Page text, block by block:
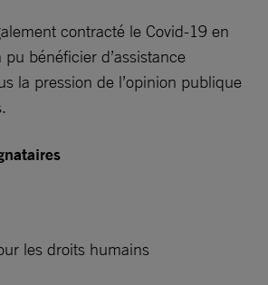
contracté le Covid-19 en
pu bénéficier d’assistance
la pression de l’opinion publique
les droits humains